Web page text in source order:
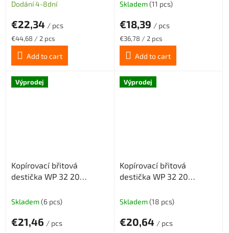
Dodání 4-8dní
€22,34 / pcs
Measure
price:
€44,68 / 2 pcs
Add to cart
Skladem(11 pcs)
€18,39 / pcs
Measure
price:
€36,78 / 2 pcs
Add to cart
Výprodej
Kopírovací břitová
destička WP 32 20
geometrie MM, povlak
Skladem(6 pcs)
€21,46 / pcs
Výprodej
Kopírovací břitová
destička WP 32 20
povlak CX22HS
Skladem(18 pcs)
€20,64 / pcs